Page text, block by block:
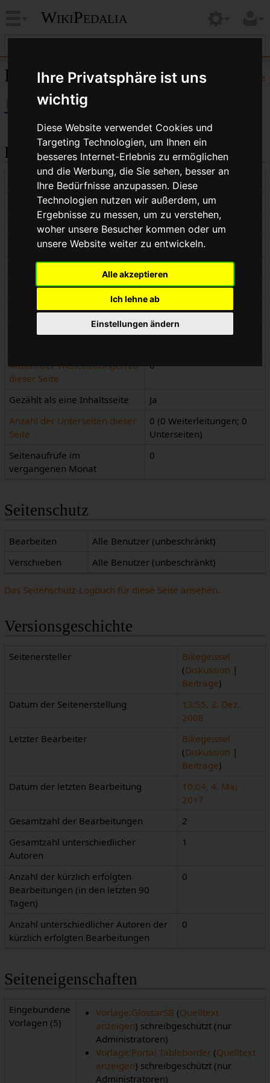
Ihre Privatsphäre ist uns
wichtig
Diese Website verwendet Cookies und
Targeting Technologien, um Ihnen ein
besseres Internet-Erlebnis zu ermöglichen
und die Werbung, die Sie sehen, besser an
Ihre Bedürfnisse anzupassen. Diese
Technologien nutzen wir außerdem, um
Ergebnisse zu messen, um zu verstehen,
woher unsere Besucher kommen oder um
unsere Website weiter zu entwickeln.
Alle akzeptieren
Ich lehne ab
Einstellungen ändern
WikiPedalia
Hilfe
Informationen zu „Haube“
Basisinformationen
Anzeigetitel
Haube
Standardsortierschlüssel
Haube
Seitenlänge (in Bytes)
450
Namensraumkennnummer
0
Seitenkennnummer
Seiteninhaltssprache
de - Deutsch
Seiteninhaltsmodell
Wikitext
Indizierung durch
Erlaubt
Anzahl der Weiterleitungen zu
dieser Seite
0
Gezählt als eine Inhaltsseite
Ja
Anzahl der Unterseiten dieser
Seite
0 (0 Weiterleitungen; 0
Unterseiten)
Seitenaufrufe im
vergangenen Monat
0
Seitenschutz
Bearbeiten
Alle Benutzer (unbeschränkt)
Verschieben
Alle Benutzer (unbeschränkt)
Das Seitenschutz-Logbuch für diese Seite ansehen.
Versionsgeschichte
Seitenersteller
Bikegeissel
(Diskussion |
Beiträge)
Datum der Seitenerstellung
13:55, 3. Dez.
2008
Letzter Bearbeiter
Bikegeissel
(Diskussion |
Beiträge)
Datum der letzten Bearbeitung
10:04, 4. Mai
2017
Gesamtzahl der Bearbeitungen
2
Gesamtzahl unterschiedlicher
Autoren
1
Anzahl der kürzlich erfolgten
Bearbeitungen (in den letzten 90
Tagen)
0
Anzahl unterschiedlicher Autoren der
kürzlich erfolgten Bearbeitungen
0
Seiteneigenschaften
Eingebundene
Vorlagen (5)
Vorlage:GlossarSB (Quelltext
anzeigen) schreibgeschützt (nur
Administratoren)
Vorlage:Portal Tableborder(Quelltext
anzeigen) schreibgeschützt (nur
Administratoren)